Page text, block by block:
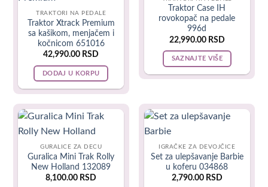
Muzička šetalica omogućava da mališani naprave prve
korake i učvrste ih. Moja deca su prohodala uz ovu igračku.
TRAKTORI NA PEDALE
Traktor Xtrack Premium
sa kašikom, menjačem i
kočnicom 651016
42,990.00 RSD
DODAJ U KORPU
LAGERU
Traktor Case IH
rovokopač na pedale
996d
22,990.00 RSD
SAZNAJTE VIŠE
GURALICE ZA DECU
Guralica Mini Trak Rolly
New Holland 132089
8,100.00 RSD
IGRAČKE ZA DEVOJČICE
Set za ulepšavanje Barbie
u koferu 034868
2,790.00 RSD